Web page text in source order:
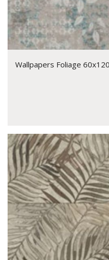
Wallpapers Foliage